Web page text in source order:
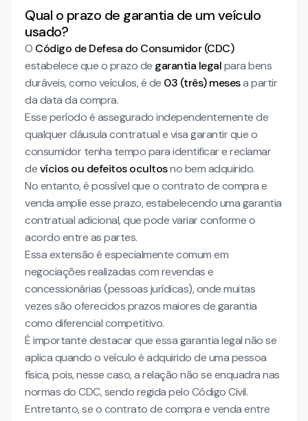
Qual o prazo de garantia de um veículo
usado?
O Código de Defesa do Consumidor (CDC)
estabelece que o prazo de garantia legalpara bens
duráveis, como veículos, é de 03 (três) mesesa partir
da data da compra.
Esse período é assegurado independentemente de
qualquer cláusula contratual e visa garantir que o
consumidor tenha tempo para identificar e reclamar
devícios ou defeitos ocultosno bem adquirido.
No entanto, é possível que o contrato de compra e
venda amplie esse prazo, estabelecendo uma garantia
contratual adicional, que pode variar conforme o
acordo entre as partes.
Essa extensão é especialmente comum em
negociações realizadas com revendas e
concessionárias (pessoas jurídicas), onde muitas
vezes são oferecidos prazos maiores de garantia
como diferencial competitivo.
É importante destacar que essa garantia legal não se
aplica quando o veículo é adquirido de uma pessoa
física, pois, nesse caso, a relação não se enquadra nas
normas do CDC, sendo regida pelo Código Civil.
Entretanto, se o contrato de compra e venda entre